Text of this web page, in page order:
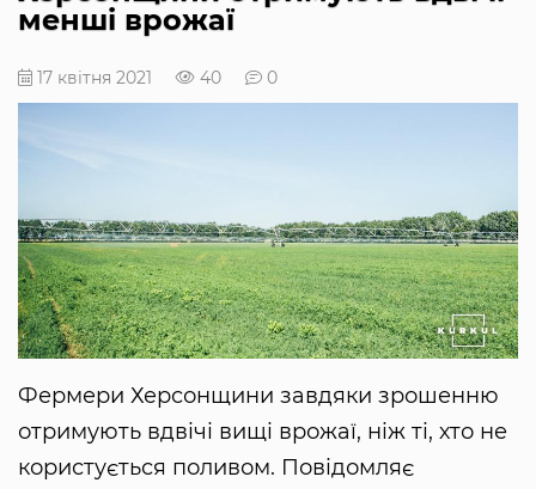
менші врожаї
17 квітня 2021 40 0
Фермери Херсонщини завдяки зрошенню
отримують вдвічі вищі врожаї, ніж ті, хто не
користується поливом. Повідомляє